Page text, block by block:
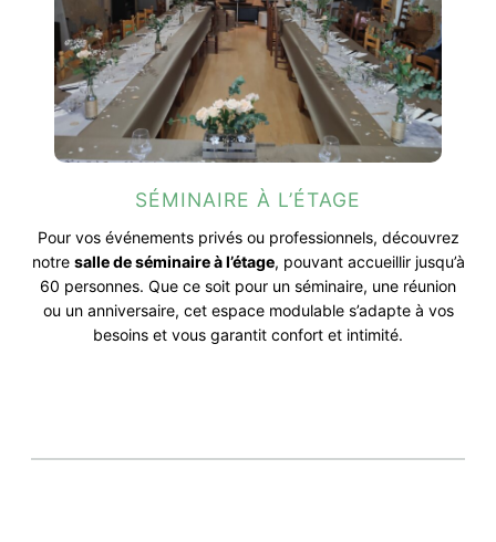
SÉMINAIRE À L’ÉTAGE
Pour vos événements privés ou professionnels, découvrez
notre salle de séminaire à l’étage, pouvant accueillir jusqu’à
60 personnes. Que ce soit pour un séminaire, une réunion
ou un anniversaire, cet espace modulable s’adapte à vos
besoins et vous garantit confort et intimité.